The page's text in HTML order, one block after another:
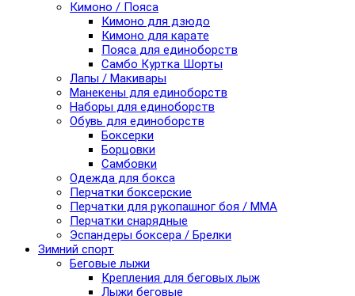
Кимоно / Пояса
Кимоно для дзюдо
Кимоно для карате
Пояса для единоборств
Самбо Куртка Шорты
Лапы / Макивары
Манекены для единоборств
Наборы для единоборств
Обувь для единоборств
Боксерки
Борцовки
Самбовки
Одежда для бокса
Перчатки боксерские
Перчатки для рукопашног боя / ММА
Перчатки снарядные
Эспандеры боксера / Брелки
Зимний спорт
Беговые лыжи
Крепления для беговых лыж
Лыжи беговые